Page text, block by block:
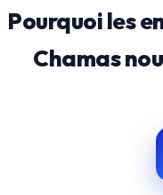
Pourquoi les
Chamas